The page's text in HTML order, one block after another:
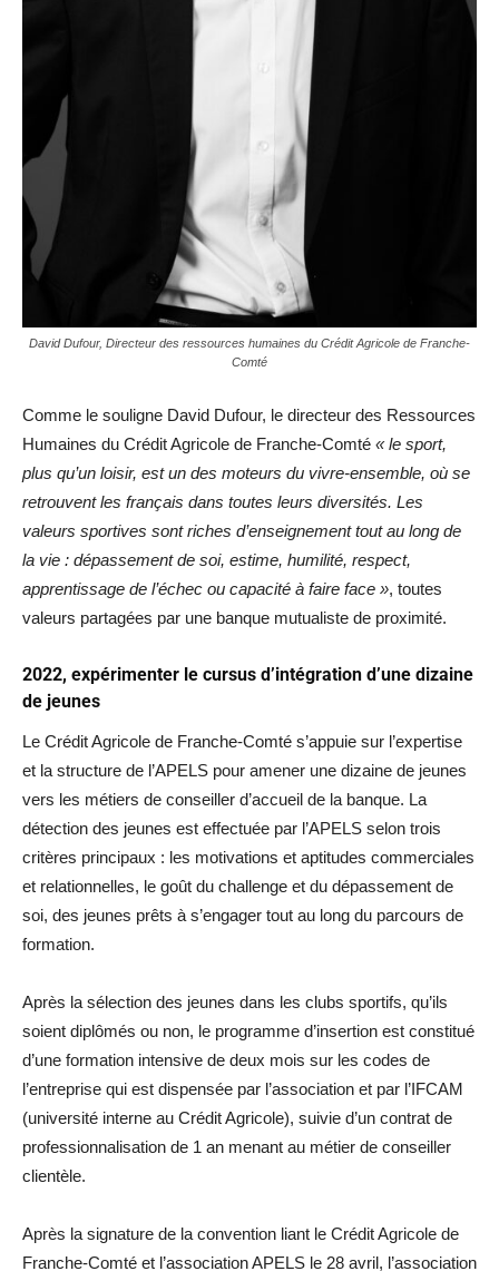
David Dufour, Directeur des ressources humaines du Crédit Agricole de Franche-
Comté
Comme le souligne David Dufour, le directeur des Ressources
Humaines du Crédit Agricole de Franche-Comté « le sport,
plus qu’un loisir, est un des moteurs du vivre-ensemble, où se
retrouvent les français dans toutes leurs diversités. Les
valeurs sportives sont riches d’enseignement tout au long de
la vie : dépassement de soi, estime, humilité, respect,
apprentissage de l’échec ou capacité à faire face », toutes
valeurs partagées par une banque mutualiste de proximité.
2022, expérimenter le cursus d’intégration d’une dizaine
de jeunes
Le Crédit Agricole de Franche-Comté s’appuie sur l’expertise
et la structure de l’APELS pour amener une dizaine de jeunes
vers les métiers de conseiller d’accueil de la banque. La
détection des jeunes est effectuée par l’APELS selon trois
critères principaux : les motivations et aptitudes commerciales
et relationnelles, le goût du challenge et du dépassement de
soi, des jeunes prêts à s’engager tout au long du parcours de
formation.
Après la sélection des jeunes dans les clubs sportifs, qu’ils
soient diplômés ou non, le programme d’insertion est constitué
d’une formation intensive de deux mois sur les codes de
l’entreprise qui est dispensée par l’association et par l’IFCAM
(université interne au Crédit Agricole), suivie d’un contrat de
professionnalisation de 1 an menant au métier de conseiller
clientèle.
Après la signature de la convention liant le Crédit Agricole de
Franche-Comté et l’association APELS le 28 avril, l’association